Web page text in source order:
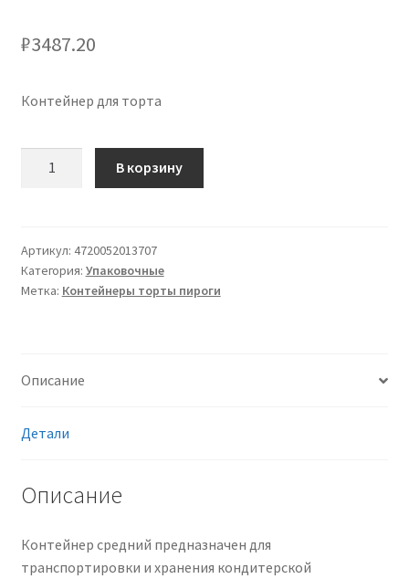
₽3487.20
Контейнер для торта
ИП
52
А
ПЭТ
прозрачный
В корзину
Артикул: 4720052013707
Категория: Упаковочные
Метка: Контейнеры торты пироги
Описание
Детали
Описание
Контейнер средний предназначен для
транспортировки и хранения кондитерской